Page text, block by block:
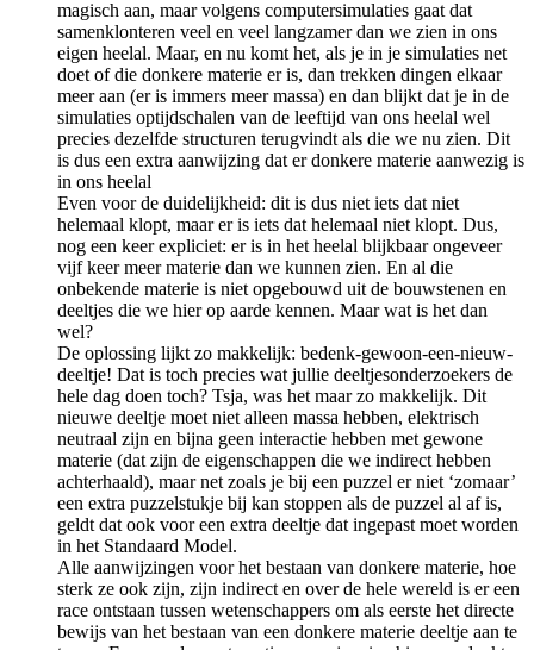
magisch aan, maar volgens computersimulaties gaat dat
samenklonteren veel en veel langzamer dan we zien in ons
eigen heelal. Maar, en nu komt het, als je in je simulaties net
doet of die donkere materie er is, dan trekken dingen elkaar
meer aan (er is immers meer massa) en dan blijkt dat je in de
simulaties optijdschalen van de leeftijd van ons heelal wel
precies dezelfde structuren terugvindt als die we nu zien. Dit
is dus een extra aanwijzing dat er donkere materie aanwezig is
in ons heelal
Even voor de duidelijkheid: dit is dus niet iets dat niet
helemaal klopt, maar er is iets dat helemaal niet klopt. Dus,
nog een keer expliciet: er is in het heelal blijkbaar ongeveer
vijf keer meer materie dan we kunnen zien. En al die
onbekende materie is niet opgebouwd uit de bouwstenen en
deeltjes die we hier op aarde kennen. Maar wat is het dan
wel?
De oplossing lijkt zo makkelijk: bedenk-gewoon-een-nieuw-
deeltje! Dat is toch precies wat jullie deeltjesonderzoekers de
hele dag doen toch? Tsja, was het maar zo makkelijk. Dit
nieuwe deeltje moet niet alleen massa hebben, elektrisch
neutraal zijn en bijna geen interactie hebben met gewone
materie (dat zijn de eigenschappen die we indirect hebben
achterhaald), maar net zoals je bij een puzzel er niet ‘zomaar’
een extra puzzelstukje bij kan stoppen als de puzzel al af is,
geldt dat ook voor een extra deeltje dat ingepast moet worden
in het Standaard Model.
Alle aanwijzingen voor het bestaan van donkere materie, hoe
sterk ze ook zijn, zijn indirect en over de hele wereld is er een
race ontstaan tussen wetenschappers om als eerste het directe
bewijs van het bestaan van een donkere materie deeltje aan te